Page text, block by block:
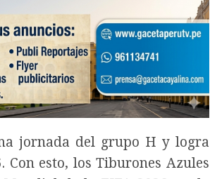
jornada del grupo H y logra
esto, los Tiburones Azules